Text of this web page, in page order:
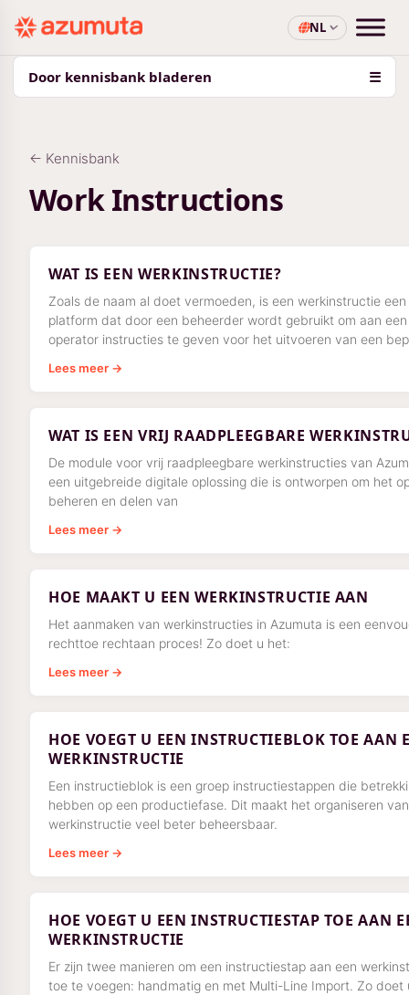
NL
Door kennisbank bladeren ☰
← Kennisbank
Work Instructions
WAT IS EEN WERKINSTRUCTIE?
Zoals de naam al doet vermoeden, is een werkinstructie een
platform dat door een beheerder wordt gebruikt om aan een
operator instructies te geven voor het uitvoeren van een
Lees meer →
WAT IS EEN VRIJ RAADPLEEGBARE
De module voor vrij raadpleegbare werkinstructies van
een uitgebreide digitale oplossing die is ontworpen om het
beheren en delen van
Lees meer →
HOE MAAKT U EEN WERKINSTRUCTIE AAN
Het aanmaken van werkinstructies in Azumuta is een
rechttoe rechtaan proces! Zo doet u het:
Lees meer →
HOE VOEGT U EEN INSTRUCTIEBLOK TOE AAN
WERKINSTRUCTIE
Een instructieblok is een groep instructiestappen die
hebben op een productiefase. Dit maakt het organiseren
werkinstructie veel beter beheersbaar.
Lees meer →
HOE VOEGT U EEN INSTRUCTIESTAP TOE AAN
WERKINSTRUCTIE
Er zijn twee manieren om een instructiestap aan een
toe te voegen: handmatig en met Multi-Line Import. Zo doet